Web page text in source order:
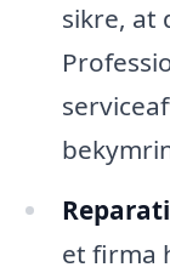
sikre, at
et firma